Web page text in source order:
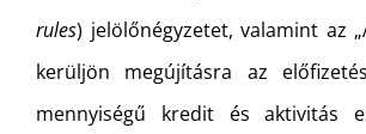
rules) jelölőnégyzetet, valamint az
kerüljön megújításra az
mennyiségű kredit és aktivitás